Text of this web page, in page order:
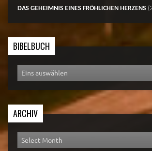
DAS GEHEIMNIS EINES FRÖHLICHEN HERZENS
BIBELBUCH
ARCHIV